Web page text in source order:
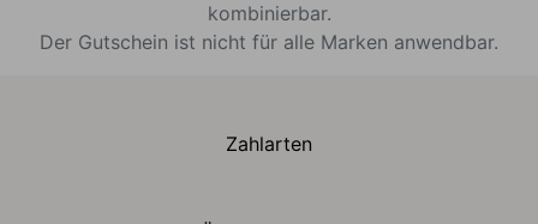
kombinierbar.
Der Gutschein ist nicht für alle Marken anwendbar.
Zahlarten